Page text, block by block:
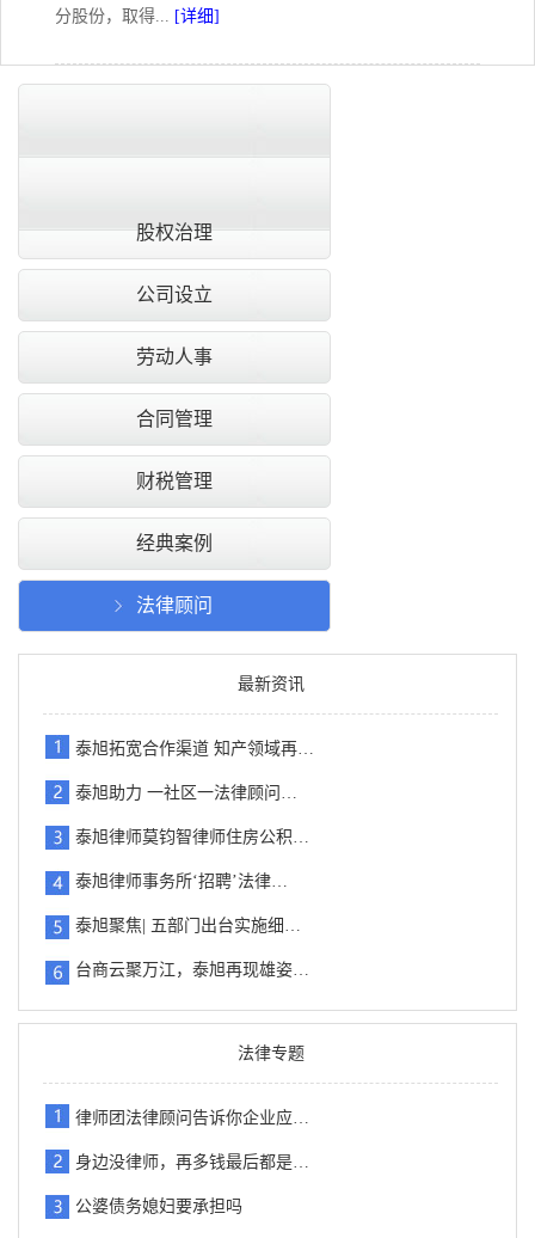
分股份，取得... [详细]
股权治理
公司设立
劳动人事
合同管理
财税管理
经典案例
法律顾问
最新资讯
泰旭拓宽合作渠道 知产领域再…
泰旭助力 一社区一法律顾问…
泰旭律师莫钧智律师住房公积…
泰旭律师事务所‘招聘’法律…
泰旭聚焦| 五部门出台实施细…
台商云聚万江，泰旭再现雄姿…
法律专题
律师团法律顾问告诉你企业应…
身边没律师，再多钱最后都是…
公婆债务媳妇要承担吗